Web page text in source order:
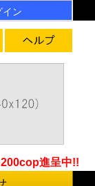
イン
進呈中!!